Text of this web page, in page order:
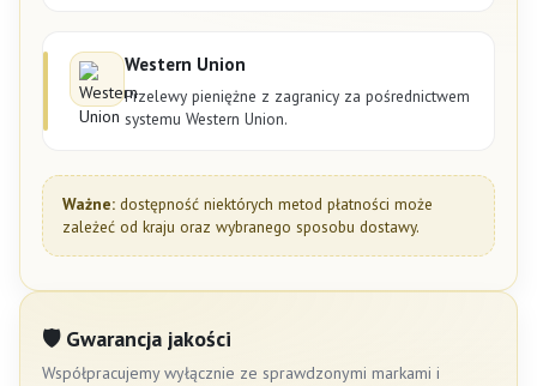
Western Union
Przelewy pieniężne z zagranicy za pośrednictwem
systemu Western Union.
Ważne: dostępność niektórych metod płatności może
zależeć od kraju oraz wybranego sposobu dostawy.
🛡 Gwarancja jakości
Współpracujemy wyłącznie ze sprawdzonymi markami i